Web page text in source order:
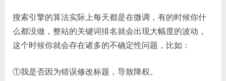
搜索引擎的算法实际上每天都是在微调，有的时候你什
么都没做，整站的关键词排名就会出现大幅度的波动，
这个时候你就会存在诸多的不确定性问题，比如：
①我是否因为错误修改标题，导致降权。